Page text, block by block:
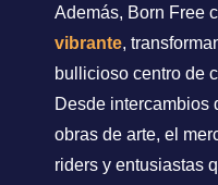
Además, Born Free
vibrante,
bullicioso centro de
Desde intercambios
obras de arte, el
riders y entusiastas